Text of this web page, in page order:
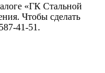
«ГК Стальной
Чтобы сделать
41-51.